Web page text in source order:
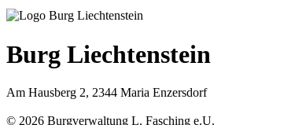
Burg Liechtenstein
Am Hausberg 2, 2344 Maria Enzersdorf
© 2026 Burgverwaltung L. Fasching e.U.